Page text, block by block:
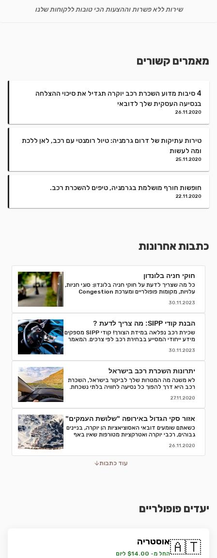
שירות ללא פשרות וההצעות הכי טובות ללקוחות שלנו
מאמרים קשורים
4 סיבות מדוע השכרת רכב יוקרה תגדיל את סיכוי ההצלחה
בנסיעה העסקית שלך לדובאי
26.11.2020
טירות עתיקות של דרום גרמניה: טיול רומנטי עם רכב, לאן ללכת
ומה לעשות
25.11.2020
חופשות חורף מושלמת בגרמניה, טיפים להשכרת רכב.
22.11.2020
כתבות אחרונות
חוקי חניה בלונדון
כל מה שצריך לדעת על חוקי חניה בלונדון: סוגי חניות,
עלויות, מקומות פופולריים ומערכת Congestion
30.11.2023
הבנת קודי SIPP: מה צריך לדעת ?
שכירת רכב נפלאה במידת הצורך! קודי SIPP מספקים
מידע ייחודי המסייע בבחירת רכב לפי צרכים. המאמר
השכרת רכב. קבלו המלצות והסברים לאור הבנה
מדויקת של המאפיינים והמפרטים של רכבי השכרה
30.11.2023
יתרונות השכרת רכב בישראל
לא משנה מה המטרות שלך לביקור בישראל, השכרת
רכב היא דרך להפוך כל נסיעה לחוויה בלתי נשכחת.
הציבורית ולבחור השכרת רכב
27.11.2020
אזור סקי הגדול באירופה "שלושת העמקים"
כשאתם שומעים דובאי האסוציאציות הן יוקרה, בניינים
גבוהים, רכבי יוקרה ואטרקציות מטורפות שאין באף
כלל מפגישות.
26.11.2020
עוד כתבות
יעדים פופולריים
🇦🇹אוסטריה
החל מ- $14.00 ליום